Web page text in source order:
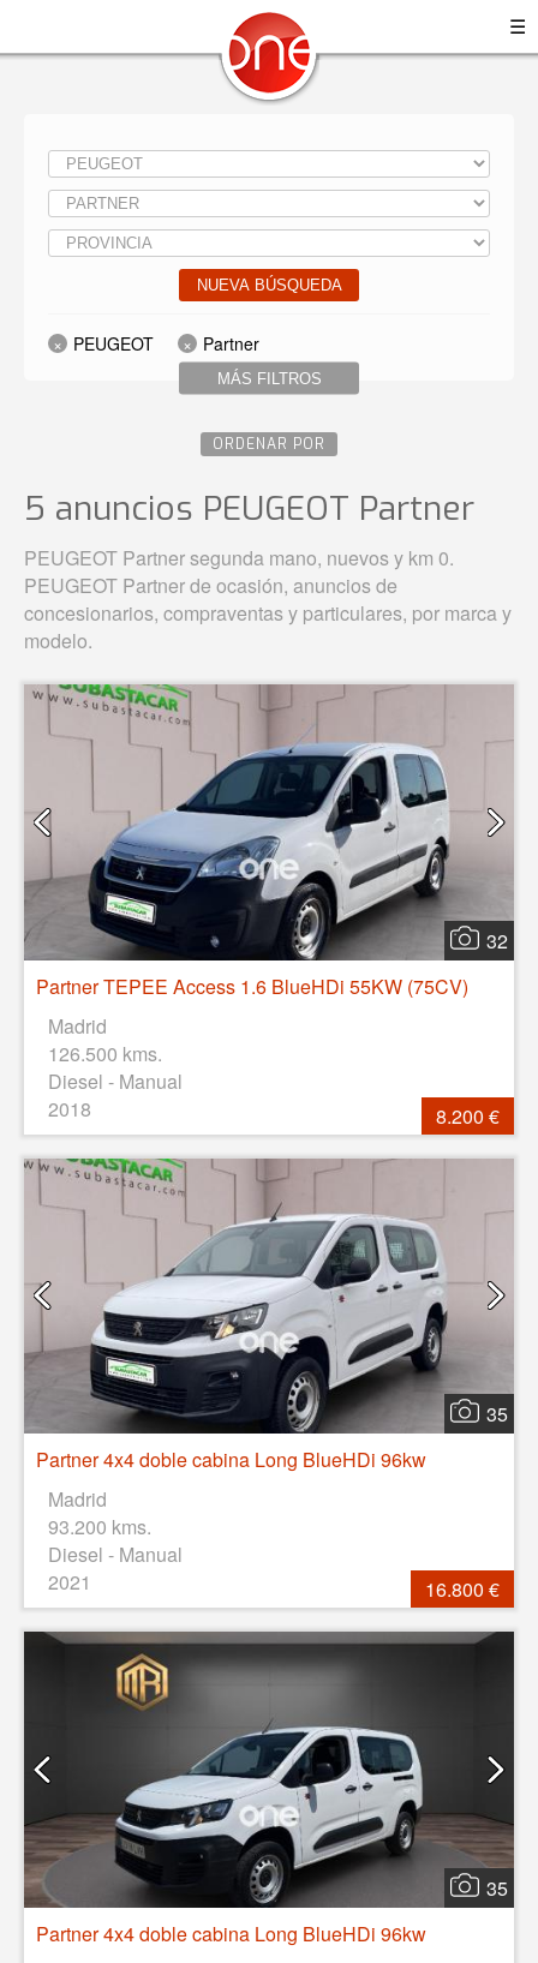
☰
NUEVA BÚSQUEDA
MÁS FILTROS
PEUGEOT Partner
ORDENAR POR
5 anuncios PEUGEOT Partner
PEUGEOT Partner segunda mano, nuevos y km 0.
PEUGEOT Partner de ocasión, anuncios de
concesionarios, compraventas y particulares, por marca y
modelo.
32
Partner TEPEE Access 1.6 BlueHDi 55KW (75CV)
Madrid
126.500 kms.
Diesel - Manual
2018
8.200 €
35
Partner 4x4 doble cabina Long BlueHDi 96kw
Madrid
93.200 kms.
Diesel - Manual
2021
16.800 €
35
Partner 4x4 doble cabina Long BlueHDi 96kw